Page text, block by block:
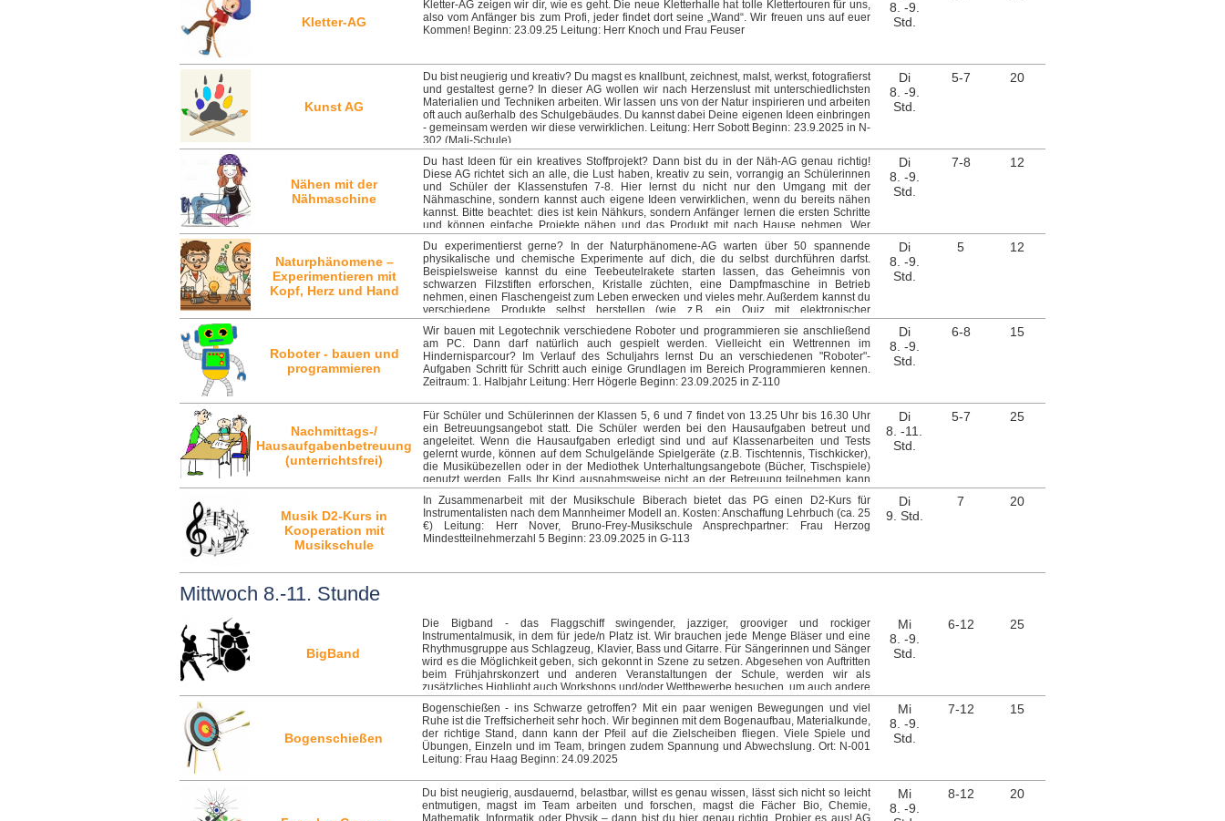
Kletter-AG
Kletter-AG zeigen wir dir, wie es geht. Die neue Kletterhalle hat tolle Klettertouren für uns,
also vom Anfänger bis zum Profi, jeder findet dort seine „Wand“. Wir freuen uns auf euer
Kommen! Beginn: 23.09.25 Leitung: Herr Knoch und Frau Feuser
8. -9.
Std.
Kunst AG
Du bist neugierig und kreativ? Du magst es knallbunt, zeichnest, malst, werkst, fotografierst
und gestaltest gerne? In dieser AG wollen wir nach Herzenslust mit unterschiedlichsten
Materialien und Techniken arbeiten. Wir lassen uns von der Natur inspirieren und arbeiten
oft auch außerhalb des Schulgebäudes. Du kannst dabei Deine eigenen Ideen einbringen
- gemeinsam werden wir diese verwirklichen. Leitung: Herr Sobott Beginn: 23.9.2025 in N-
302 (Mali-Schule)
Di
8. -9.
Std.
5-7 20
Nähen mit der
Nähmaschine
Du hast Ideen für ein kreatives Stoffprojekt? Dann bist du in der Näh-AG genau richtig!
Diese AG richtet sich an alle, die Lust haben, kreativ zu sein, vorrangig an Schülerinnen
und Schüler der Klassenstufen 7-8. Hier lernst du nicht nur den Umgang mit der
Nähmaschine, sondern kannst auch eigene Ideen verwirklichen, wenn du bereits nähen
kannst. Bitte beachtet: dies ist kein Nähkurs, sondern Anfänger lernen die ersten Schritte
und können einfache Projekte nähen und das Produkt mit nach Hause nehmen. Wer
schon genäht hat, wird in kniffeligen Fragen unterstützt. Das Projekt findet wöchentlich im
ersten Halbjahr statt. Vorbesprechung am Dienstag, den 23.09.25 in L-105 Leitung: Frau
Wind
Di
8. -9.
Std.
7-8 12
Naturphänomene –
Experimentieren mit
Kopf, Herz und Hand
Du experimentierst gerne? In der Naturphänomene-AG warten über 50 spannende
physikalische und chemische Experimente auf dich, die du selbst durchführen darfst.
Beispielsweise kannst du eine Teebeutelrakete starten lassen, das Geheimnis von
schwarzen Filzstiften erforschen, Kristalle züchten, eine Dampfmaschine in Betrieb
nehmen, einen Flaschengeist zum Leben erwecken und vieles mehr. Außerdem kannst du
verschiedene Produkte selbst herstellen (wie z.B. ein Quiz mit elektronischer
Lösungskontrolle oder eine kleine Alarmanlage), aus Steinsalz Kochsalz gewinnen, aus
Altpapier neues Papier machen und Kerzen selbst herstellen. Leitung Frau Frank - Beginn:
23.09.2025 in Z-101
Di
8. -9.
Std.
5 12
Roboter - bauen und
programmieren
Wir bauen mit Legotechnik verschiedene Roboter und programmieren sie anschließend
am PC. Dann darf natürlich auch gespielt werden. Vielleicht ein Wettrennen im
Hindernisparcour? Im Verlauf des Schuljahrs lernst Du an verschiedenen "Roboter"-
Aufgaben Schritt für Schritt auch einige Grundlagen im Bereich Programmieren kennen.
Zeitraum: 1. Halbjahr Leitung: Herr Högerle Beginn: 23.09.2025 in Z-110
Di
8. -9.
Std.
6-8 15
Nachmittags-/
Hausaufgabenbetreuung
(unterrichtsfrei)
Für Schüler und Schülerinnen der Klassen 5, 6 und 7 findet von 13.25 Uhr bis 16.30 Uhr
ein Betreuungsangebot statt. Die Schüler werden bei den Hausaufgaben betreut und
angeleitet. Wenn die Hausaufgaben erledigt sind und auf Klassenarbeiten und Tests
gelernt wurde, können auf dem Schulgelände Spielgeräte (z.B. Tischtennis, Tischkicker),
die Musikübezellen oder in der Mediothek Unterhaltungsangebote (Bücher, Tischspiele)
genutzt werden. Falls Ihr Kind ausnahmsweise nicht an der Betreuung teilnehmen kann
(z.B. bei Krankheit oder Arzttermin), informieren Sie uns bitte bis spätestens 11:30 Uhr des
jeweiligen Betreuungstages per E-Mail: betreuung@pg-biberach.de Die Kosten für ein
Halbjahr betragen 30 € Beginn: 16.09.2025
Di
8. -11.
Std.
5-7 25
Musik D2-Kurs in
Kooperation mit
Musikschule
In Zusammenarbeit mit der Musikschule Biberach bietet das PG einen D2-Kurs für
Instrumentalisten nach dem Mannheimer Modell an. Kosten: Anschaffung Lehrbuch (ca. 25
€) Leitung: Herr Nover, Bruno-Frey-Musikschule Ansprechpartner: Frau Herzog
Mindestteilnehmerzahl 5 Beginn: 23.09.2025 in G-113
Di
9. Std.
7 20
Mittwoch 8.-11. Stunde
BigBand
Die Bigband - das Flaggschiff swingender, jazziger, grooviger und rockiger
Instrumentalmusik, in dem für jede/n Platz ist. Wir brauchen jede Menge Bläser und eine
Rhythmusgruppe aus Schlagzeug, Klavier, Bass und Gitarre. Für Sängerinnen und Sänger
wird es die Möglichkeit geben, sich gekonnt in Szene zu setzen. Abgesehen von Auftritten
beim Frühjahrskonzert und anderen Veranstaltungen der Schule, werden wir als
zusätzliches Highlight auch Workshops und/oder Wettbewerbe besuchen, um auch andere
coole Bigbands kennenzulernen und von oder mit diesen zu lernen. Suchst du neben
dem, was dir Orchester und Musikverein so bieten, mal eine Abwechslung, dann ist die
Bigband genau das richtige für dich. Auf in ein neues grooviges Schuljahr! Leitung: Herr
Remke Ort: G-116 Beginn: 24.09.2025
Mi
8. -9.
Std.
6-12 25
Bogenschießen
Bogenschießen - ins Schwarze getroffen? Mit ein paar wenigen Bewegungen und viel
Ruhe ist die Treffsicherheit sehr hoch. Wir beginnen mit dem Bogenaufbau, Materialkunde,
der richtige Stand, dann kann der Pfeil auf die Zielscheiben fliegen. Viele Spiele und
Übungen, Einzeln und im Team, bringen zudem Spannung und Abwechslung. Ort: N-001
Leitung: Frau Haag Beginn: 24.09.2025
Mi
8. -9.
Std.
7-12 15
Du bist neugierig, ausdauernd, belastbar, willst es genau wissen, lässt sich nicht so leicht
entmutigen, magst im Team arbeiten und forschen, magst die Fächer Bio, Chemie,
Mi
8. -9.
8-12 20